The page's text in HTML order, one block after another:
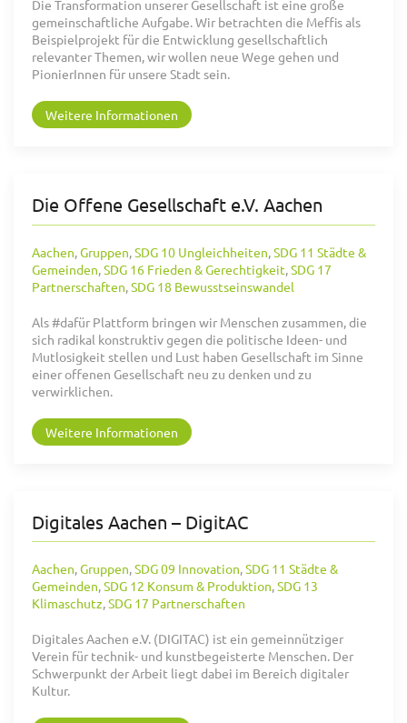
Die Transformation unserer Gesellschaft ist eine große
gemeinschaftliche Aufgabe. Wir betrachten die Meffis als
Beispielprojekt für die Entwicklung gesellschaftlich
relevanter Themen, wir wollen neue Wege gehen und
PionierInnen für unsere Stadt sein.
Weitere Informationen
Die Offene Gesellschaft e.V. Aachen
Aachen,Gruppen,SDG 10 Ungleichheiten,SDG 11 Städte &
Gemeinden,SDG 16 Frieden & Gerechtigkeit,SDG 17
Partnerschaften,SDG 18 Bewusstseinswandel
Als #dafür Plattform bringen wir Menschen zusammen, die
sich radikal konstruktiv gegen die politische Ideen- und
Mutlosigkeit stellen und Lust haben Gesellschaft im Sinne
einer offenen Gesellschaft neu zu denken und zu
verwirklichen.
Weitere Informationen
Digitales Aachen – DigitAC
Aachen,Gruppen,SDG 09 Innovation,SDG 11 Städte &
Gemeinden,SDG 12 Konsum & Produktion,SDG 13
Klimaschutz,SDG 17 Partnerschaften
Digitales Aachen e.V. (DIGITAC) ist ein gemeinnütziger
Verein für technik- und kunstbegeisterte Menschen. Der
Schwerpunkt der Arbeit liegt dabei im Bereich digitaler
Kultur.